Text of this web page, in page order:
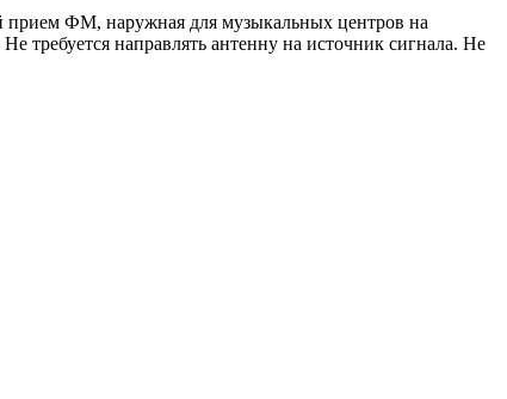
прием ФМ, наружная для музыкальных центров на
требуется направлять антенну на источник сигнала. Не